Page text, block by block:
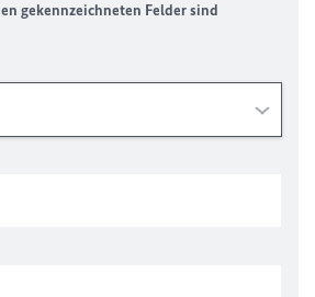
gekennzeichneten Felder sind